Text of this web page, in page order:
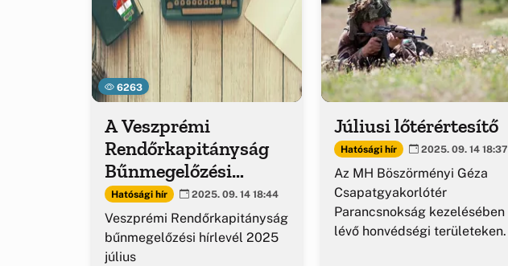
6263
A Veszprémi
Rendőrkapitányság
Bűnmegelőzési
kiadványa
Hatósági hír 2025. 09. 14 18:44
Veszprémi Rendőrkapitányság
bűnmegelőzési hírlevél 2025
július
Júliusi lőtérértesítő
Hatósági hír 2025. 09. 14 18:37
Az MH Böszörményi Géza
Csapatgyakorlótér
Parancsnokság kezelésében
lévő honvédségi területeken.